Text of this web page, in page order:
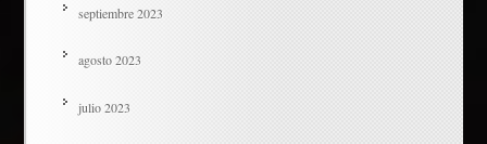
septiembre 2023
agosto 2023
julio 2023